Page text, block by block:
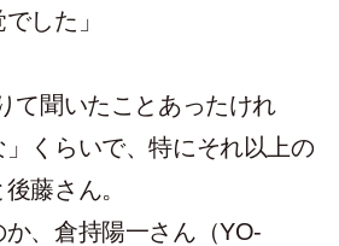
した」
て聞いたことあったけれ
」くらいで、特にそれ以上の
藤さん。
か、倉持陽一さん（YO-